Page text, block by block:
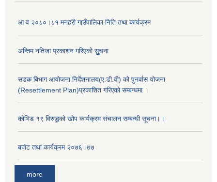
आ व २०८०।८१ मनहरी गाउँपालिका निति तथा कार्यक्रम
अन्तिम नतिजा प्रकाशन गरिएको सूुुुुचना
सडक बिभाग आयोजना निर्देशनालय(ए.डी.वी) को पुनर्वास योजना
(Resettlement Plan)प्रकाशित गरिएको सम्बन्धमा ।
कोभिड १९ विरुद्धको खोप कार्यक्रम संचालन सम्बन्धी सूचना।।
बजेट तथा कार्यक्रम २०७६।७७
more